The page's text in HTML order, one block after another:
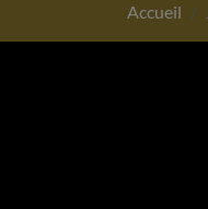
Accueil